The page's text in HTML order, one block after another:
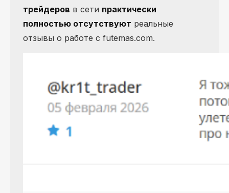
трейдеров в сети практически
полностью отсутствуют реальные
отзывы о работе с futemas.com.